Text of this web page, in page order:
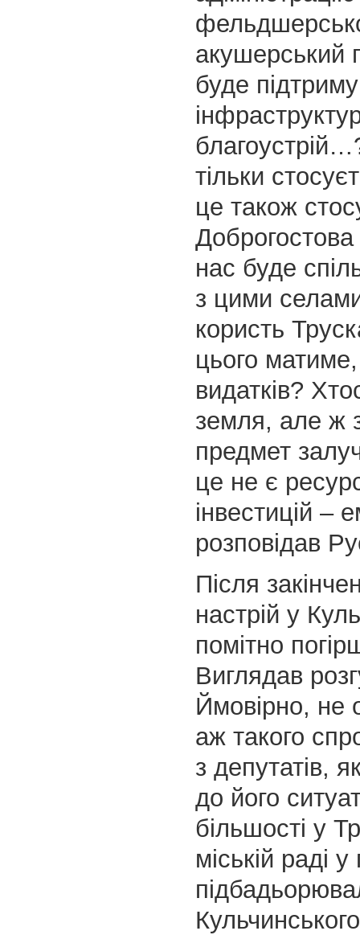
акушерський
буде
тільки
це також
нас буде
з цими
користь
цього
видатків?
земля, але ж
предмет
це не є
інвестицій –
розповідав
Після
настрій у
помітно
Виглядав
Ймовірно, не
аж такого
з депутатів,
до його
більшості у
міській раді у